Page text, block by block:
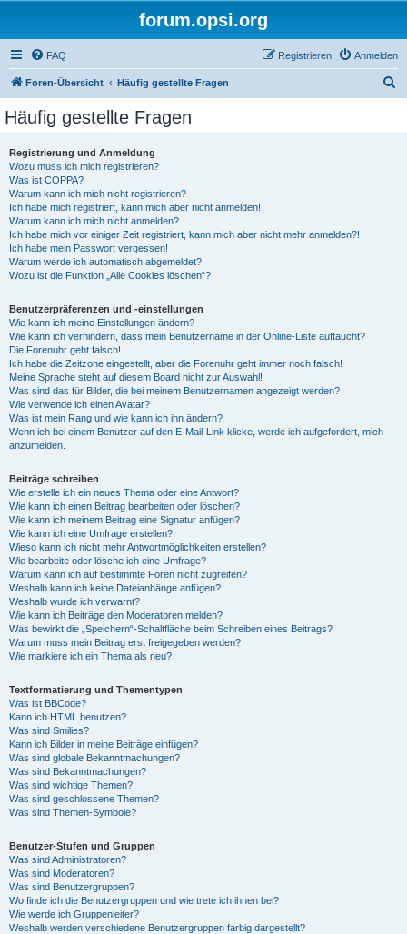
forum.opsi.org
FAQ Anmelden
Registrieren
Foren-Übersicht Häufig gestellte Fragen
Häufig gestellte Fragen
Registrierung und Anmeldung
Wozu muss ich mich registrieren?
Was ist COPPA?
Warum kann ich mich nicht registrieren?
Ich habe mich registriert, kann mich aber nicht anmelden!
Warum kann ich mich nicht anmelden?
Ich habe mich vor einiger Zeit registriert, kann mich aber nicht mehr anmelden?!
Ich habe mein Passwort vergessen!
Warum werde ich automatisch abgemeldet?
Wozu ist die Funktion „Alle Cookies löschen“?
Benutzerpräferenzen und -einstellungen
Wie kann ich meine Einstellungen ändern?
Wie kann ich verhindern, dass mein Benutzername in der Online-Liste auftaucht?
Die Forenuhr geht falsch!
Ich habe die Zeitzone eingestellt, aber die Forenuhr geht immer noch falsch!
Meine Sprache steht auf diesem Board nicht zur Auswahl!
Was sind das für Bilder, die bei meinem Benutzernamen angezeigt werden?
Wie verwende ich einen Avatar?
Was ist mein Rang und wie kann ich ihn ändern?
Wenn ich bei einem Benutzer auf den E-Mail-Link klicke, werde ich aufgefordert, mich
anzumelden.
Beiträge schreiben
Wie erstelle ich ein neues Thema oder eine Antwort?
Wie kann ich einen Beitrag bearbeiten oder löschen?
Wie kann ich meinem Beitrag eine Signatur anfügen?
Wie kann ich eine Umfrage erstellen?
Wieso kann ich nicht mehr Antwortmöglichkeiten erstellen?
Wie bearbeite oder lösche ich eine Umfrage?
Warum kann ich auf bestimmte Foren nicht zugreifen?
Weshalb kann ich keine Dateianhänge anfügen?
Weshalb wurde ich verwarnt?
Wie kann ich Beiträge den Moderatoren melden?
Was bewirkt die „Speichern“-Schaltfläche beim Schreiben eines Beitrags?
Warum muss mein Beitrag erst freigegeben werden?
Wie markiere ich ein Thema als neu?
Textformatierung und Thementypen
Was ist BBCode?
Kann ich HTML benutzen?
Was sind Smilies?
Kann ich Bilder in meine Beiträge einfügen?
Was sind globale Bekanntmachungen?
Was sind Bekanntmachungen?
Was sind wichtige Themen?
Was sind geschlossene Themen?
Was sind Themen-Symbole?
Benutzer-Stufen und Gruppen
Was sind Administratoren?
Was sind Moderatoren?
Was sind Benutzergruppen?
Wo finde ich die Benutzergruppen und wie trete ich ihnen bei?
Wie werde ich Gruppenleiter?
Weshalb werden verschiedene Benutzergruppen farbig dargestellt?